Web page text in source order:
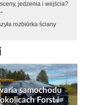
jedzenia i wejścia?
rozbiórka ściany
samochodu
Forst i